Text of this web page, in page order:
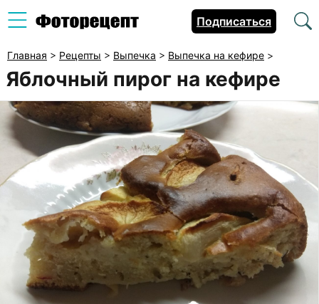
Подписаться
Главная > Рецепты > Выпечка > Выпечка на кефире >
Яблочный пирог на кефире